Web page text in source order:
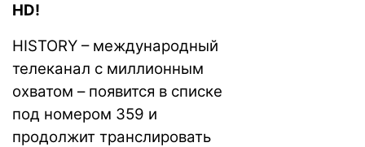
HD!
HISTORY – международный
телеканал с миллионным
охватом – появится в списке
под номером 359 и
продолжит транслировать